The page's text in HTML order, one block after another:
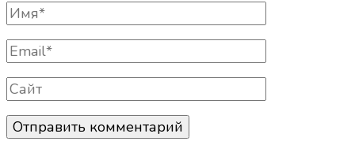
Полное
Имя
Email
Сайт